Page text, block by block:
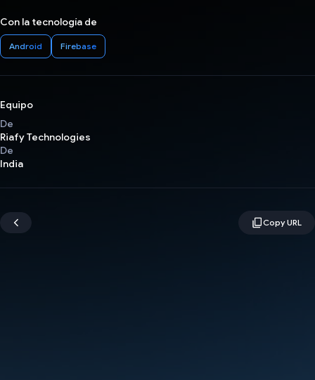
Con la tecnología de
Android Firebase
Equipo
De
Riafy Technologies
De
India